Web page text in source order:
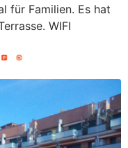
für Familien. Es hat
WIFI